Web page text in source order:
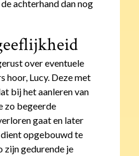
achterhand dan nog
over eventuele
hoor, Lucy. Deze met
bij het aanleren van
zo begeerde
gaat en later
opgebouwd te
zijn gedurende je